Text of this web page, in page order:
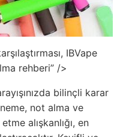
IBVape
rehberi” />
bilinçli karar
not alma ve
alışkanlığı, en